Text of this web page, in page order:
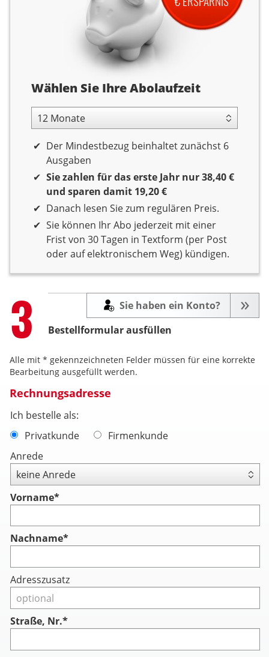
Abolaufzeit
Wählen Sie Ihre Abolaufzeit
12 Monate Laufzeit
Der Mindestbezug beinhaltet zunächst 6
Ausgaben
Sie zahlen für das erste Jahr nur 38,40 €
und sparen damit 19,20 €
Danach lesen Sie zum regulären Preis.
Sie können Ihr Abo jederzeit mit einer
Frist von 30 Tagen in Textform (per Post
oder auf elektronischem Weg) kündigen.
Step
3 Bestellformular ausfüllen
Sie haben ein Konto?
Alle mit * gekennzeichneten Felder müssen für eine korrekte
Bearbeitung ausgefüllt werden.
Rechnungsadresse
Ich bestelle als:
Privatkunde
Firmenkunde
Anrede
Vorname*
Nachname*
Adresszusatz
Straße, Nr.*